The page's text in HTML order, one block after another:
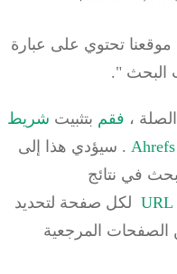
تحتوي على عبارة
البحث ".
، فقم بتثبيت شريط
. سيؤدي هذا إلى
في نتائج
لكل صفحة لتحديد
الصفحات المرجعية